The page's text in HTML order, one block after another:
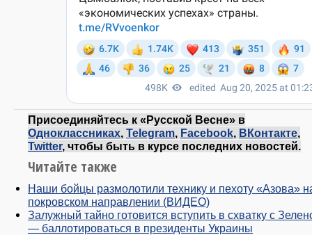
Присоединяйтесь к «Русской Весне» в
Одноклассниках, Telegram, Facebook, ВКонтакте,
Twitter, чтобы быть в курсе последних новостей.
Читайте также
Наши бойцы размолотили технику и пехоту «Азова»
покровском направлении (ВИДЕО)
Залужный тайно готовится вступить в схватку с
— баллотироваться в президенты Украины